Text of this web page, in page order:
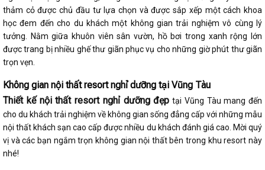
thảm cỏ được chủ đầu tư lựa chọn và được sắp xếp một cách khoa
học đem đến cho du khách một không gian trải nghiệm vô cùng lý
tưởng. Nằm giữa khuôn viên sân vườn, hồ bơi trong xanh rộng lớn
được trang bị nhiều ghế thư giãn phục vụ cho những giờ phút thư giãn
trọn vẹn.
Không gian nội thất resort nghỉ dưỡng tại Vũng Tàu
Thiết kế nội thất resort nghỉ dưỡng đẹp tại Vũng Tàu mang đến
cho du khách trải nghiệm về không gian sống đẳng cấp với những mẫu
nội thất khách sạn cao cấp được nhiều du khách đánh giá cao. Mời quý
vị và các bạn ngắm trọn không gian nội thất bên trong khu resort này
nhé!